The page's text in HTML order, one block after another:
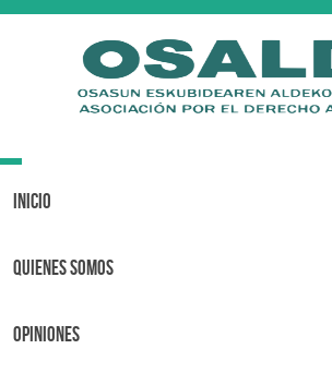
Toggle
Inicio
Quienes Somos
OPINIONES